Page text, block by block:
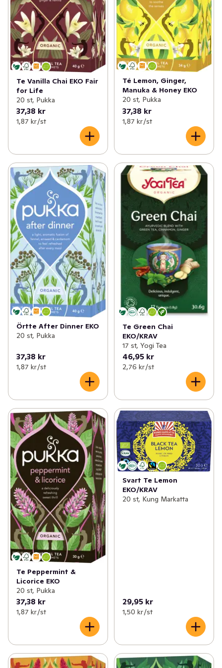
Te Vanilla Chai EKO Fair
for Life
20 st, Pukka
37,38 kr
1,87 kr /st
Té Lemon, Ginger,
Manuka & Honey EKO
20 st, Pukka
37,38 kr
1,87 kr /st
Örtte After Dinner EKO
20 st, Pukka
37,38 kr
1,87 kr /st
Te Green Chai
EKO/KRAV
17 st, Yogi Tea
46,95 kr
2,76 kr /st
Te Peppermint &
Licorice EKO
20 st, Pukka
37,38 kr
1,87 kr /st
Svart Te Lemon
EKO/KRAV
20 st, Kung Markatta
29,95 kr
1,50 kr /st